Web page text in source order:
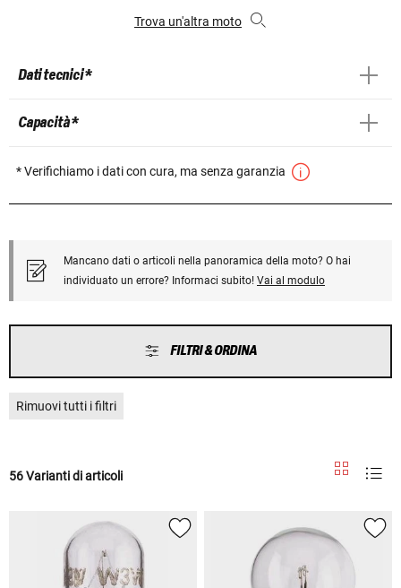
Trova un'altra moto
Dati tecnici *
Capacità *
* Verifichiamo i dati con cura, ma senza garanzia
Mancano dati o articoli nella panoramica della moto? O hai
individuato un errore? Informaci subito! Vai al modulo
FILTRI & ORDINA
Rimuovi tutti i filtri
56 Varianti di articoli